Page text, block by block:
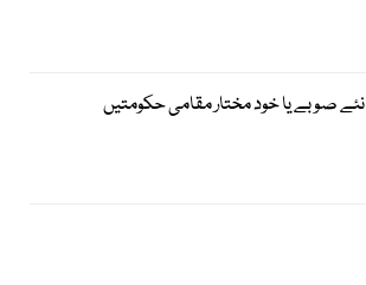
نئے صوبے یا خود مختار مقامی حکومتیں